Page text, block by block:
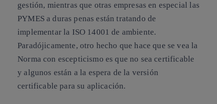
gestión, mientras que otras empresas en especial las
PYMES a duras penas están tratando de
implementar la ISO 14001 de ambiente.
Paradójicamente, otro hecho que hace que se vea la
Norma con escepticismo es que no sea certificable
y algunos están a la espera de la versión
certificable para su aplicación.